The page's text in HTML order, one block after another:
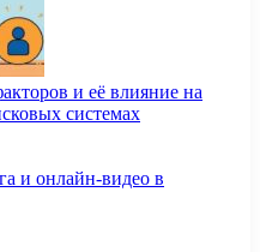
и её влияние на
системах
и онлайн-видео в